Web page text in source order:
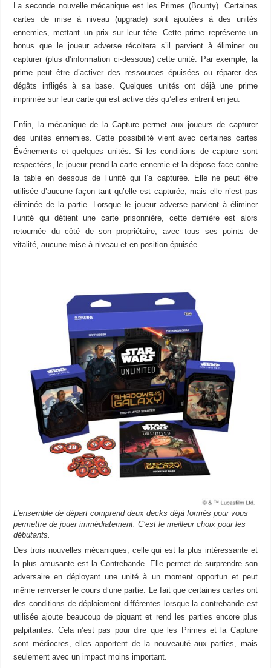
La seconde nouvelle mécanique est les Primes (Bounty). Certaines
cartes de mise à niveau (upgrade) sont ajoutées à des unités
ennemies, mettant un prix sur leur tête. Cette prime représente un
bonus que le joueur adverse récoltera s’il parvient à éliminer ou
capturer (plus d’information ci-dessous) cette unité. Par exemple, la
prime peut être d’activer des ressources épuisées ou réparer des
dégâts infligés à sa base. Quelques unités ont déjà une prime
imprimée sur leur carte qui est active dès qu’elles entrent en jeu.
Enfin, la mécanique de la Capture permet aux joueurs de capturer
des unités ennemies. Cette possibilité vient avec certaines cartes
Événements et quelques unités. Si les conditions de capture sont
respectées, le joueur prend la carte ennemie et la dépose face contre
la table en dessous de l’unité qui l’a capturée. Elle ne peut être
utilisée d’aucune façon tant qu’elle est capturée, mais elle n’est pas
éliminée de la partie. Lorsque le joueur adverse parvient à éliminer
l’unité qui détient une carte prisonnière, cette dernière est alors
retournée du côté de son propriétaire, avec tous ses points de
vitalité, aucune mise à niveau et en position épuisée.
L’ensemble de départ comprend deux decks déjà formés pour vous
permettre de jouer immédiatement. C’est le meilleur choix pour les
débutants.
Des trois nouvelles mécaniques, celle qui est la plus intéressante et
la plus amusante est la Contrebande. Elle permet de surprendre son
adversaire en déployant une unité à un moment opportun et peut
même renverser le cours d’une partie. Le fait que certaines cartes ont
des conditions de déploiement différentes lorsque la contrebande est
utilisée ajoute beaucoup de piquant et rend les parties encore plus
palpitantes. Cela n’est pas pour dire que les Primes et la Capture
sont médiocres, elles apportent de la nouveauté aux parties, mais
seulement avec un impact moins important.